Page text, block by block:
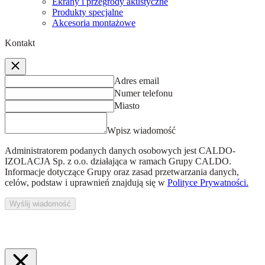
Produkty specjalne
Akcesoria montażowe
Kontakt
Adres email
Numer telefonu
Miasto
Wpisz wiadomość
Administratorem podanych danych osobowych jest CALDO-
IZOLACJA Sp. z o.o. działająca w ramach Grupy CALDO.
Informacje dotyczące Grupy oraz zasad przetwarzania danych,
celów, podstaw i uprawnień znajdują się w Polityce Prywatności.
Wyślij wiadomość